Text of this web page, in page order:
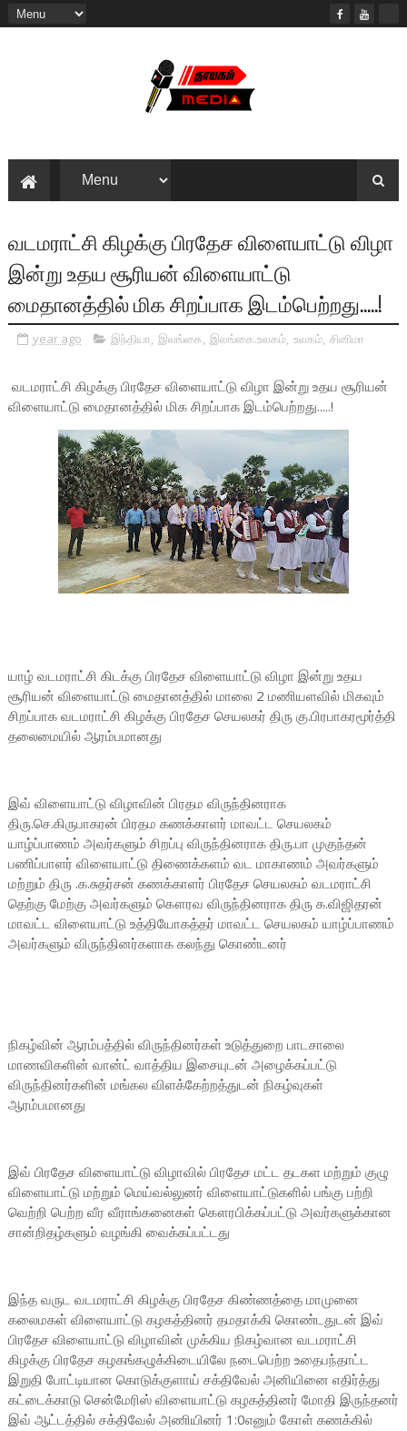
வடமராட்சி கிழக்கு பிரதேச விளையாட்டு விழா
இன்று உதய சூரியன் விளையாட்டு
மைதானத்தில் மிக சிறப்பாக இடம்பெற்றது.....!
year ago இந்தியா, இலங்கை, இலங்கை.உலகம், உலகம், சினிமா
வடமராட்சி கிழக்கு பிரதேச விளையாட்டு விழா இன்று உதய சூரியன்
விளையாட்டு மைதானத்தில் மிக சிறப்பாக இடம்பெற்றது.....!
யாழ் வடமராட்சி கிடக்கு பிரதேச விளையாட்டு விழா இன்று உதய
சூரியன் விளையாட்டு மைதானத்தில் மாலை 2 மணியளவில் மிகவும்
சிறப்பாக வடமராட்சி கிழக்கு பிரதேச செயலகர் திரு கு.பிரபாகரமூர்த்தி
தலைமையில் ஆரம்பமானது
இவ் விளையாட்டு விழாவின் பிரதம விருந்தினராக
திரு.செ.கிருபாகரன் பிரதம கணக்காளர் மாவட்ட செயலகம்
யாழ்ப்பாணம் அவர்களும் சிறப்பு விருந்தினராக திரு.பா முகுந்தன்
பணிப்பாளர் விளையாட்டு திணைக்களம் வட மாகாணம் அவர்களும்
மற்றும் திரு .க.சுதர்சன் கணக்காளர் பிரதேச செயலகம் வடமராட்சி
தெற்கு மேற்கு அவர்களும் கௌரவ விருந்தினராக திரு க.விஜிதரன்
மாவட்ட விளையாட்டு உத்தியோகத்தர் மாவட்ட செயலகம் யாழ்ப்பாணம்
அவர்களும் விருந்தினர்களாக கலந்து கொண்டனர்
நிகழ்வின் ஆரம்பத்தில் விருந்தினர்கள் உடுத்துறை பாடசாலை
மாணவிகளின் வான்ட் வாத்திய இசையுடன் அழைக்கப்பட்டு
விருந்தினர்களின் மங்கல விளக்கேற்றத்துடன் நிகழ்வுகள்
ஆரம்பமானது
இவ் பிரதேச விளையாட்டு விழாவில் பிரதேச மட்ட தடகள மற்றும் குழு
விளையாட்டு மற்றும் மெய்வல்லுனர் விளையாட்டுகளில் பங்கு பற்றி
வெற்றி பெற்ற வீர வீராங்கனைகள் கௌரபிக்கப்பட்டு அவர்களுக்கான
சான்றிதழ்களும் வழங்கி வைக்கப்பட்டது
இந்த வருட வடமராட்சி கிழக்கு பிரதேச கிண்ணத்தை மாமுனை
கலைமகள் விளையாட்டு கழகத்தினர் தமதாக்கி கொண்டதுடன் இவ்
பிரதேச விளையாட்டு விழாவின் முக்கிய நிகழ்வான வடமராட்சி
கிழக்கு பிரதேச கழகங்கழுக்கிடையிலே நடைபெற்ற உதைபந்தாட்ட
இறுதி போட்டியான கொடுக்குளாய் சக்திவேல் அனியினை எதிர்த்து
கட்டைக்காடு சென்மேரிஸ் விளையாட்டு கழகத்தினர் மோதி இருந்தனர்
இவ் ஆட்டத்தில் சக்திவேல் அணியினர் 1:0எனும் கோள் கணக்கில்